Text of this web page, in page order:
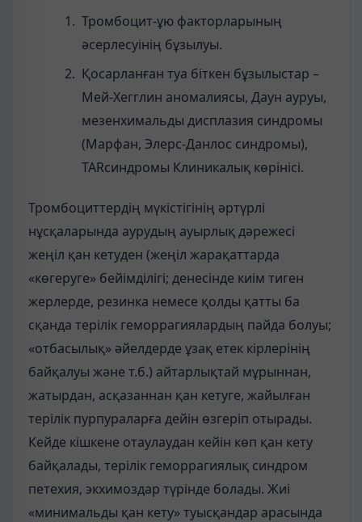
Тромбоцит-ұю факторларының
әсерлесуінің бұзылуы.
Қосарланған туа біткен бұзылыстар –
Мей-Хегглин аномалиясы, Даун ауруы,
мезенхимальды дисплазия синдромы
(Марфан, Элерс-Данлос синдромы),
ТАRсиндромы Клиникалық көрінісі.
Тромбоциттердің мүкістігінің әртүрлі
нұсқаларында аурудың ауырлық дәрежесі
жеңіл қан кетуден (жеңіл жарақаттарда
«көгеруге» бейімділігі; денесінде киім тиген
жерлерде, резинка немесе қолды қатты ба
сқанда терілік геморрагиялардың пайда болуы;
«отбасылық» әйелдерде ұзақ етек кірлерінің
байқалуы және т.б.) айтарлықтай мұрыннан,
жатырдан, асқазаннан қан кетуге, жайылған
терілік пурпураларға дейін өзгеріп отырады.
Кейде кішкене отаулаудан кейін көп қан кету
байқалады, терілік геморрагиялық синдром
петехия, экхимоздар түрінде болады. Жиі
«минимальды қан кету» туысқандар арасында